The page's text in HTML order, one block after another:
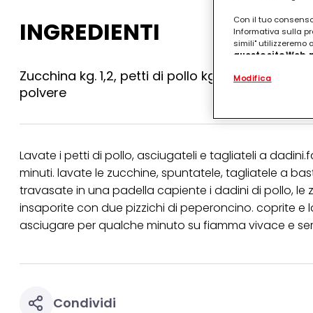
INGREDIENTI
Zucchina kg. 1,2, petti di pollo kg.1,2, sale,
polvere
Lavate i petti di pollo, asciugateli e tagliateli a
minuti. lavate le zucchine, spuntatele, tagliatele a
travasate in una padella capiente i dadini di pollo, le
insaporite con due pizzichi di peperoncino. coprite
asciugare per qualche minuto su fiamma vivace e
Condividi
Con il tuo
Informativa sulla
simili" utilizzeremo
questo sito
.
(rispettivamente
terzi, conservare
identificati) su
Puoi trovare
collegata nel piè di
qualsiasi momento
collegata nel piè di
periodo di
"modifica" di
Modifica